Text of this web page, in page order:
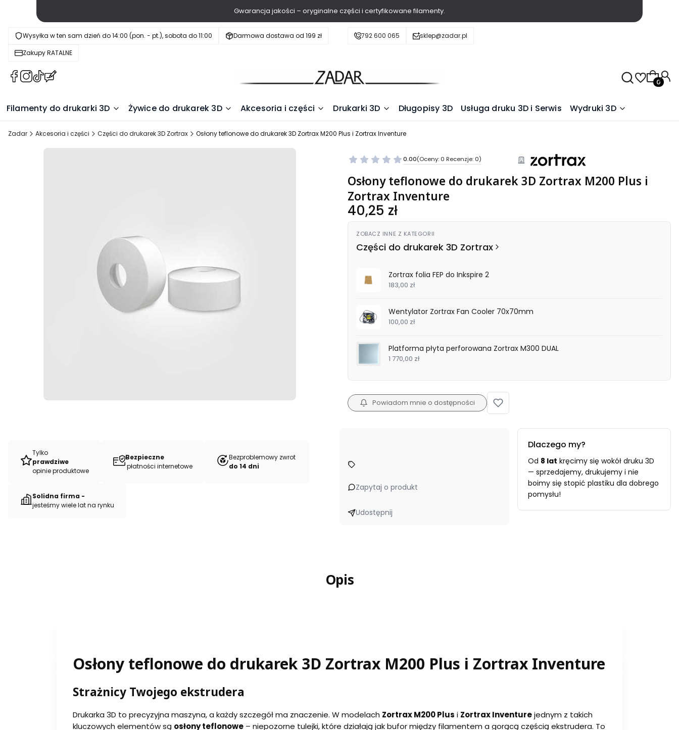
Gwarancja jakości – oryginalne części i certyfikowane filamenty.
Wysyłka w ten sam dzień do 14:00 (pon. - pt.), sobota do 11:00
Darmowa dostawa od 199 zł
Zakupy RATALNE
792 600 065 sklep@zadar.pl
(Otwiera
nowej
karcie)
(Otwiera
nowej
karcie)
(Otwiera
nowej
karcie)
(Otwiera
nowej
karcie)
Filamenty do drukarki 3D Żywice do drukarek 3D Akcesoria i części Drukarki 3D Długopisy 3D Usługa druku 3D i Serwis Wydruki 3D
Zadar Akcesoria i części Części do drukarek 3D Zortrax Osłony teflonowe do drukarek 3D Zortrax M200 Plus i Zortrax Inventure
Tylko
prawdziwe
opinie produktowe
Bezpieczne
płatności internetowe
Bezproblemowy zwrot
do 14 dni
Solidna firma -
jesteśmy wiele lat na rynku
0.00(Oceny: 0 Recenzje: 0)
Osłony teflonowe do drukarek 3D Zortrax M200 Plus i
Zortrax Inventure
Cena
40,25 zł
ZOBACZ INNE Z KATEGORII
Części do drukarek 3D Zortrax
Zortrax folia FEP do Inkspire 2
183,00 zł
Wentylator Zortrax Fan Cooler 70x70mm
100,00 zł
Platforma płyta perforowana Zortrax M300 DUAL
1 770,00 zł
Powiadom mnie o dostępności
Zapytaj o produkt
Udostępnij
Dlaczego my?
Od 8 lat kręcimy się wokół druku 3D
— sprzedajemy, drukujemy i nie
boimy się stopić plastiku dla dobrego
pomysłu!
Opis
Osłony teflonowe do drukarek 3D Zortrax M200 Plus i Zortrax Inventure
Strażnicy Twojego ekstrudera
Drukarka 3D to precyzyjna maszyna, a każdy szczegół ma znaczenie. W modelach Zortrax M200 Plus i Zortrax Inventurejednym z takich
kluczowych elementów są osłony teflonowe – niepozorne tulejki, które działają jak bufor między filamentem a gorącą częścią ekstrudera. To